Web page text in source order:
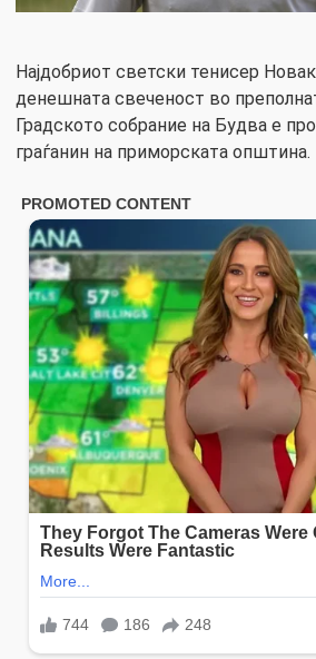
Најдобриот светски тенисер
денешната свеченост во
Градското собрание на Будва е
граѓанин на приморската општина.